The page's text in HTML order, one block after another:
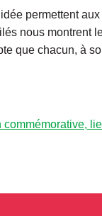
permettent
nous montrent
que chacun, à